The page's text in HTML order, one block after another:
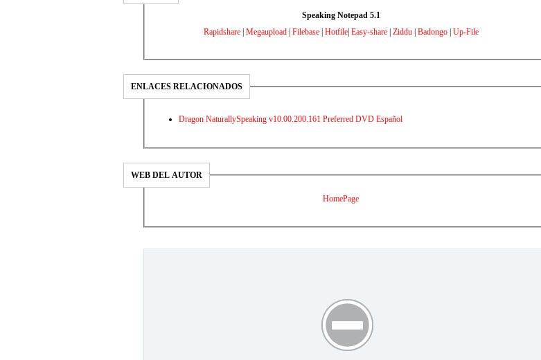
Speaking Notepad 5.1
Rapidshare| Megaupload| Filebase| Hotfile| Easy-share| Ziddu| Badongo| Up-File
ENLACES RELACIONADOS
Dragon NaturallySpeaking v10.00.200.161 Preferred DVD Español
WEB DEL AUTOR
HomePage